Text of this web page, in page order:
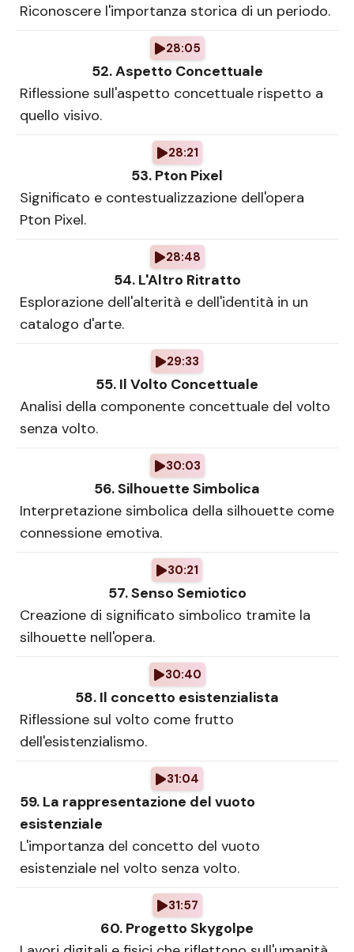
Riconoscere l'importanza storica di un periodo.
28:05
52. Aspetto Concettuale
Riflessione sull'aspetto concettuale rispetto a
quello visivo.
28:21
53. Pton Pixel
Significato e contestualizzazione dell'opera
Pton Pixel.
28:48
54. L'Altro Ritratto
Esplorazione dell'alterità e dell'identità in un
catalogo d'arte.
29:33
55. Il Volto Concettuale
Analisi della componente concettuale del volto
senza volto.
30:03
56. Silhouette Simbolica
Interpretazione simbolica della silhouette come
connessione emotiva.
30:21
57. Senso Semiotico
Creazione di significato simbolico tramite la
silhouette nell'opera.
30:40
58. Il concetto esistenzialista
Riflessione sul volto come frutto
dell'esistenzialismo.
31:04
59. La rappresentazione del vuoto
esistenziale
L'importanza del concetto del vuoto
esistenziale nel volto senza volto.
31:57
60. Progetto Skygolpe